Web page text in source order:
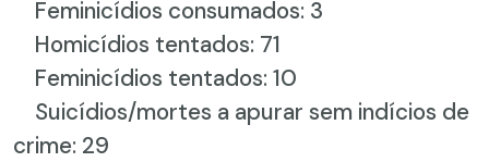
Feminicídios consumados: 3
Homicídios tentados: 71
Feminicídios tentados: 10
Suicídios/mortes a apurar sem indícios de
crime: 29